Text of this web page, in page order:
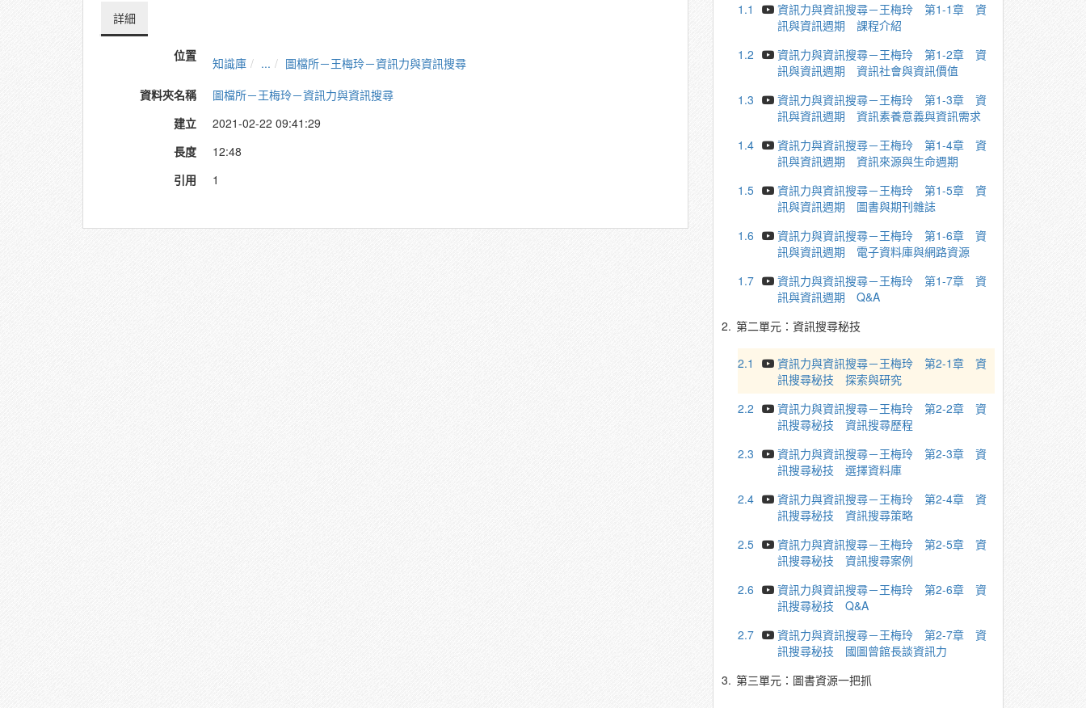
詳細
位置 知識庫 ...
圖檔所－王梅玲－資訊力與資訊搜尋
資料夾名稱
圖檔所－王梅玲－資訊力與資訊搜尋
建立
2021-02-22 09:41:29
長度
12:48
引用
1
1.1
資訊力與資訊搜尋－王梅玲 第1-1章 資
訊與資訊週期 課程介紹
1.2
資訊力與資訊搜尋－王梅玲 第1-2章 資
訊與資訊週期 資訊社會與資訊價值
1.3
資訊力與資訊搜尋－王梅玲 第1-3章 資
訊與資訊週期 資訊素養意義與資訊需求
1.4
資訊力與資訊搜尋－王梅玲 第1-4章 資
訊與資訊週期 資訊來源與生命週期
1.5
資訊力與資訊搜尋－王梅玲 第1-5章 資
訊與資訊週期 圖書與期刊雜誌
1.6
資訊力與資訊搜尋－王梅玲 第1-6章 資
訊與資訊週期 電子資料庫與網路資源
1.7
資訊力與資訊搜尋－王梅玲 第1-7章 資
訊與資訊週期 Q&A
2. 第二單元：資訊搜尋秘技
2.1
資訊力與資訊搜尋－王梅玲 第2-1章 資
訊搜尋秘技 探索與研究
2.2
資訊力與資訊搜尋－王梅玲 第2-2章 資
訊搜尋秘技 資訊搜尋歷程
2.3
資訊力與資訊搜尋－王梅玲 第2-3章 資
訊搜尋秘技 選擇資料庫
2.4
資訊力與資訊搜尋－王梅玲 第2-4章 資
訊搜尋秘技 資訊搜尋策略
2.5
資訊力與資訊搜尋－王梅玲 第2-5章 資
訊搜尋秘技 資訊搜尋案例
2.6
資訊力與資訊搜尋－王梅玲 第2-6章 資
訊搜尋秘技 Q&A
2.7
資訊力與資訊搜尋－王梅玲 第2-7章 資
訊搜尋秘技 國圖曾館長談資訊力
3. 第三單元：圖書資源一把抓